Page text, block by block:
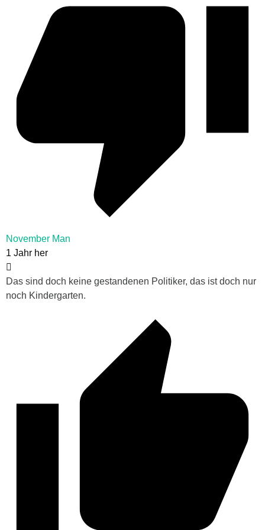
November Man
1 Jahr her
Das sind doch keine gestandenen Politiker, das ist doch nur
noch Kindergarten.